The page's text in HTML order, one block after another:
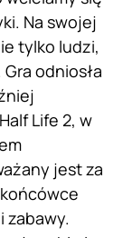
Na swojej
tylko ludzi,
odniosła
Life 2, w
jest za
zabawy.